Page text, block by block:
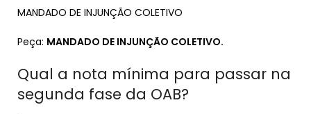
MANDADO DE INJUNÇÃO COLETIVO
Peça: MANDADO DE INJUNÇÃO COLETIVO.
Qual a nota mínima para passar na
segunda fase da OAB?